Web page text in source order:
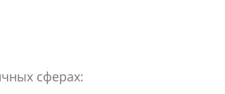
сферах: